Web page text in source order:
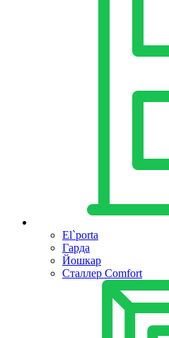
El`porta
Гарда
Йошкар
Сталлер Comfort